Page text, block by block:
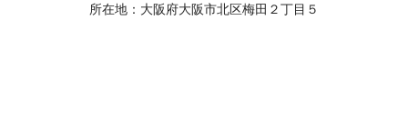
所在地：大阪府大阪市北区梅田２丁目５